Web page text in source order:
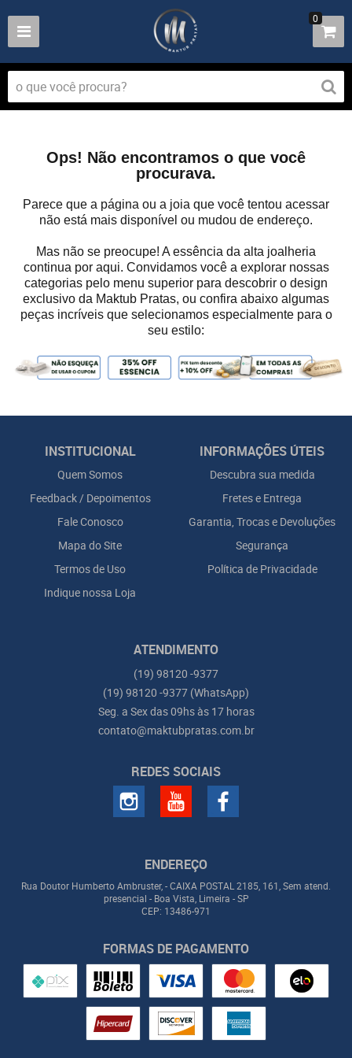
0
Ops! Não encontramos o que você
procurava.
Parece que a página ou a joia que você tentou acessar
não está mais disponível ou mudou de endereço.
Mas não se preocupe! A essência da alta joalheria
continua por aqui. Convidamos você a explorar nossas
categorias pelo menu superior para descobrir o design
exclusivo da Maktub Pratas, ou confira abaixo algumas
peças incríveis que selecionamos especialmente para o
seu estilo:
INSTITUCIONAL
Quem Somos
Feedback / Depoimentos
Fale Conosco
Mapa do Site
Termos de Uso
Indique nossa Loja
INFORMAÇÕES ÚTEIS
Descubra sua medida
Fretes e Entrega
Garantia, Trocas e Devoluções
Segurança
Política de Privacidade
ATENDIMENTO
(19) 98120 -9377
(19) 98120 -9377 (WhatsApp)
Seg. a Sex das 09hs às 17 horas
contato@maktubpratas.com.br
REDES SOCIAIS
ENDEREÇO
Rua Doutor Humberto Ambruster, - CAIXA POSTAL 2185, 161, Sem atend.
presencial - Boa Vista, Limeira -SP
CEP: 13486-971
FORMAS DE PAGAMENTO